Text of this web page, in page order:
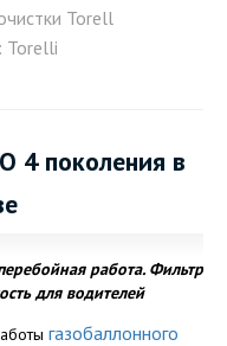
Torell
Torelli
4 поколения в
работа. Фильтр
для водителей
газобаллонного